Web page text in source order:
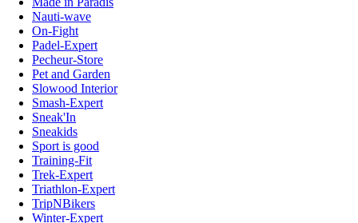
Nauti-wave
On-Fight
Padel-Expert
Pecheur-Store
Pet and Garden
Slowood Interior
Smash-Expert
Sneak'In
Sneakids
Sport is good
Training-Fit
Trek-Expert
Triathlon-Expert
TripNBikers
Winter-Expert